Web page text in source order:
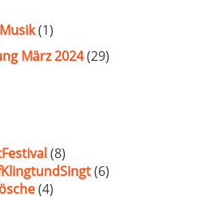
(1)
März 2024(29)
(8)
(6)
(4)